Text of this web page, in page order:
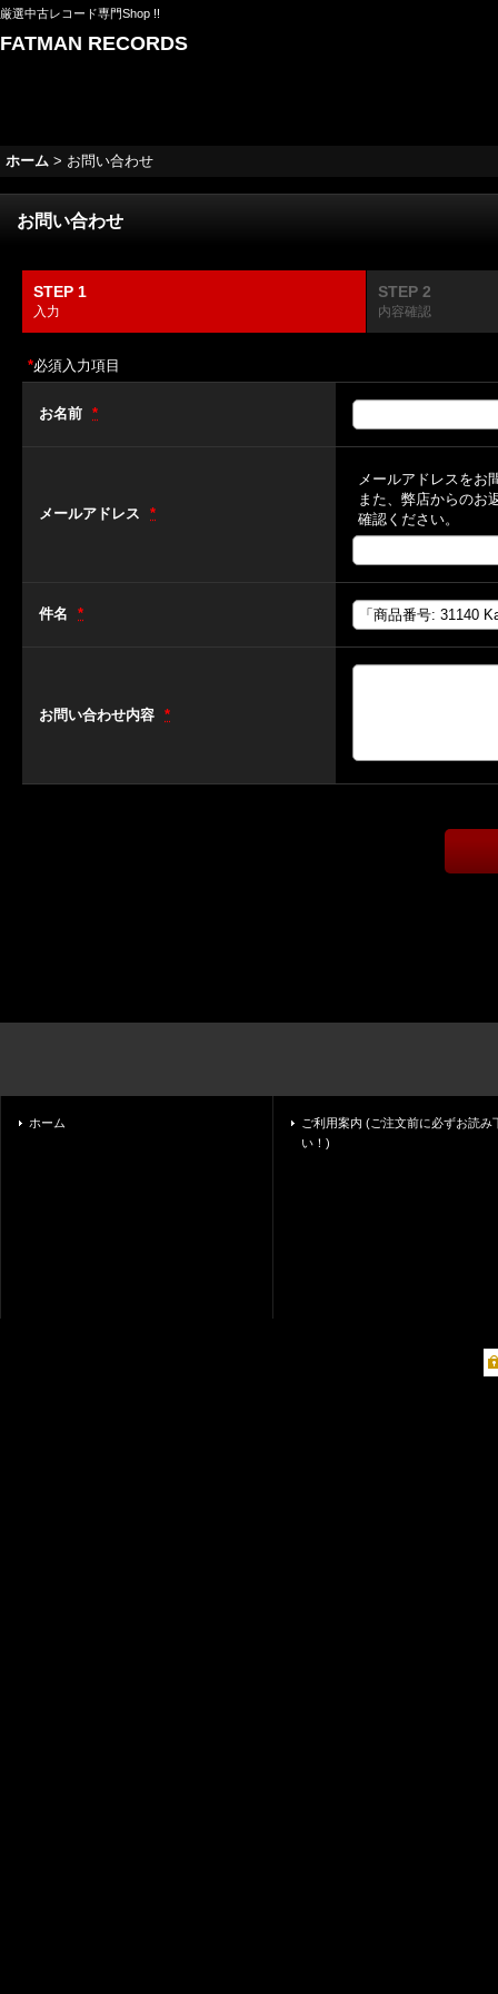
厳選中古レコード専門Shop !!
FATMAN RECORDS
ホーム > お問い合わせ
お問い合わせ
STEP 1
入力
STEP 2
内容確認
*必須入力項目
お名前 *
メールアドレス *
メールアドレスをお
また、弊店からのお
確認ください。
件名 *
お問い合わせ内容 *
ホーム
ご利用案内 (ご注文前に必ずお読み
い！)